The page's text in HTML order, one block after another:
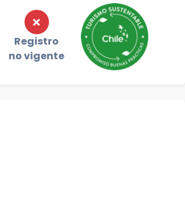
Registro
no vigente